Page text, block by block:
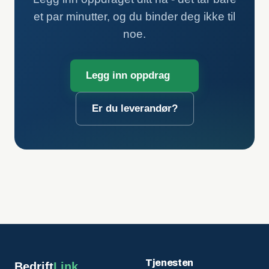
et par minutter, og du binder deg ikke til
noe.
Legg inn oppdrag
Er du leverandør?
Tjenesten